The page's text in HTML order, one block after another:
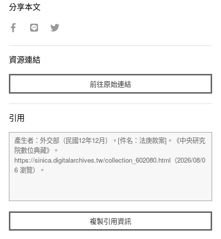
分享本文
資源連結
前往原始連結
引用
複製引用資訊